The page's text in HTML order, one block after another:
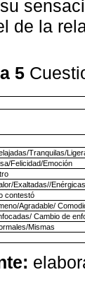
de la
5
Tranquilas/
Felicidad/Emoción
Exaltadas//
contestó
Agradable/
Cambio de
Mismas